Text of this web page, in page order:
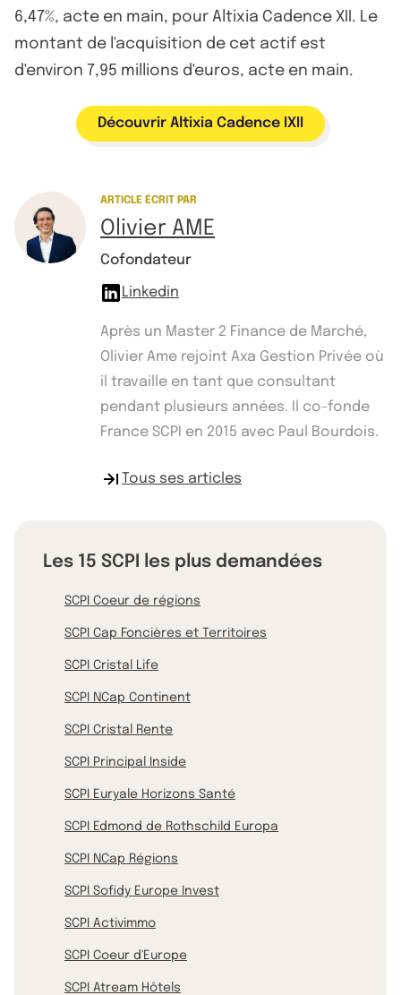
6,47%, acte en main, pour Altixia Cadence XII. Le
montant de l'acquisition de cet actif est
d'environ 7,95 millions d'euros, acte en main.
Découvrir Altixia Cadence IXII
ARTICLE ÉCRIT PAR
Olivier AME
Cofondateur
Linkedin
Après un Master 2 Finance de Marché,
Olivier Ame rejoint Axa Gestion Privée où
il travaille en tant que consultant
pendant plusieurs années. Il co-fonde
France SCPI en 2015 avec Paul Bourdois.
Tous ses articles
Les 15 SCPI les plus demandées
SCPI Coeur de régions
SCPI Cap Foncières et Territoires
SCPI Cristal Life
SCPI NCap Continent
SCPI Cristal Rente
SCPI Principal Inside
SCPI Euryale Horizons Santé
SCPI Edmond de Rothschild Europa
SCPI NCap Régions
SCPI Sofidy Europe Invest
SCPI Activimmo
SCPI Coeur d'Europe
SCPI Atream Hôtels